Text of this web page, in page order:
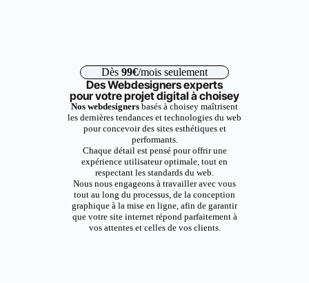
Dès 99€/mois seulement
Des Webdesigners experts
pour votre projet digital à choisey
Nos webdesigners basés à choisey maîtrisent
les dernières tendances et technologies du web
pour concevoir des sites esthétiques et
performants.
Chaque détail est pensé pour offrir une
expérience utilisateur optimale, tout en
respectant les standards du web.
Nous nous engageons à travailler avec vous
tout au long du processus, de la conception
graphique à la mise en ligne, afin de garantir
que votre site internet répond parfaitement à
vos attentes et celles de vos clients.